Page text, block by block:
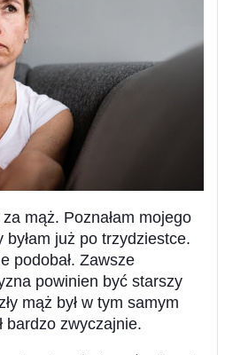
mąż. Poznałam mojego
byłam już po trzydziestce.
podobał. Zawsze
powinien być starszy
mąż był w tym samym
bardzo zwyczajnie.